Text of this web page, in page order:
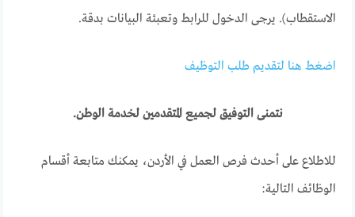
الاستقطاب). يرجى الدخول للرابط وتعبئة البيانات بدقة.
اضغط هنا لتقديم طلب التوظيف
نتمنى التوفيق لجميع المتقدمين لخدمة الوطن.
للاطلاع على أحدث فرص العمل في الأردن، يمكنك متابعة أقسام
الوظائف التالية: